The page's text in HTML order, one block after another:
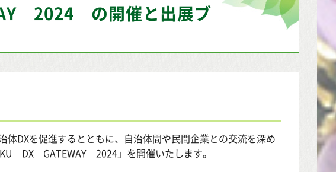
2024 の開催と出展ブ
DXを促進するとともに、自治体間や民間企業との交流を深め
DX GATEWAY 2024」を開催いたします。